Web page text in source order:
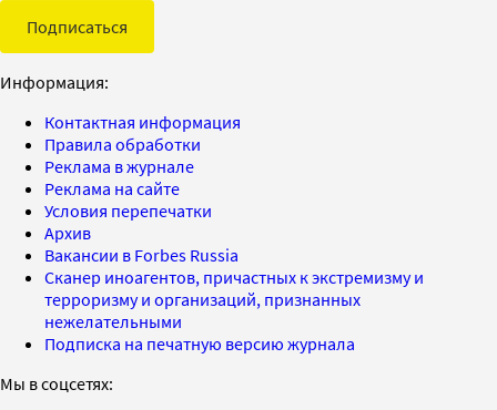
Подписаться
Информация:
Контактная информация
Правила обработки
Реклама в журнале
Реклама на сайте
Условия перепечатки
Архив
Вакансии в Forbes Russia
Сканер иноагентов, причастных к экстремизму и
терроризму и организаций, признанных
нежелательными
Подписка на печатную версию журнала
Мы в соцсетях: